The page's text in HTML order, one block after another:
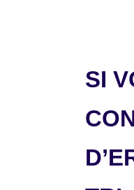
SI